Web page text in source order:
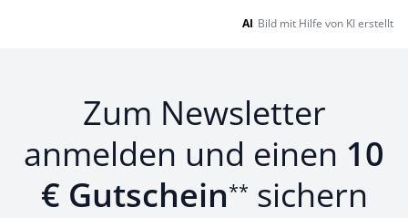
AI Bild mit Hilfe von KI erstellt
Zum Newsletter
anmelden und einen 10
€ Gutschein** sichern